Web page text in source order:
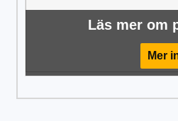
Läs mer om
Mer